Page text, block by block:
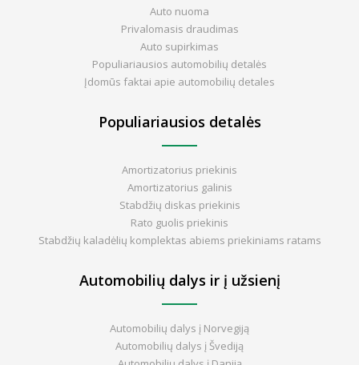
Auto nuoma
Privalomasis draudimas
Auto supirkimas
Populiariausios automobilių detalės
Įdomūs faktai apie automobilių detales
Populiariausios detalės
Amortizatorius priekinis
Amortizatorius galinis
Stabdžių diskas priekinis
Rato guolis priekinis
Stabdžių kaladėlių komplektas abiems priekiniams ratams
Automobilių dalys ir į užsienį
Automobilių dalys į Norvegiją
Automobilių dalys į Švediją